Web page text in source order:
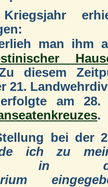
man ihm
diesem
21.
erfolgte am
.
bei der
ich zu
in